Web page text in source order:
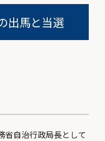
出馬と当選
省自治行政局長として